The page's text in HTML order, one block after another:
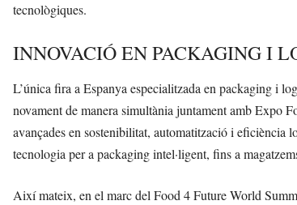
tecnològiques.
INNOVACIÓ EN PACKAGING I
L’única fira a Espanya especialitzada en packaging i
novament de manera simultània juntament amb Expo
avançades en sostenibilitat, automatització i eficiència
tecnologia per a packaging intel·ligent, fins a
Així mateix, en el marc del Food 4 Future World